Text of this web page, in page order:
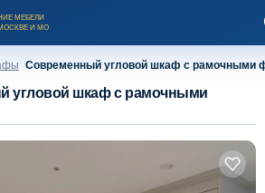
МЕБЕЛИ
И МО
звонок
Современный угловой шкаф с рамочными
угловой шкаф с рамочными